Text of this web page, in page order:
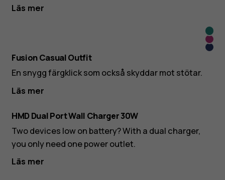
Läs mer
Pink
Blå
Fusion Casual Outfit
En snygg färgklick som också skyddar mot stötar.
Läs mer
HMD Dual Port Wall Charger 30W
Two devices low on battery? With a dual charger,
you only need one power outlet.
Läs mer